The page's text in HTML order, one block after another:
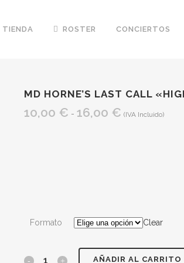
TIENDA ROSTER CONCIERTOS
MD HORNE’S LAST CALL
10,00 € - 16,00 € Rango
(IVA Incluido)
Formato Clear
MD AÑADIR AL CARRITO